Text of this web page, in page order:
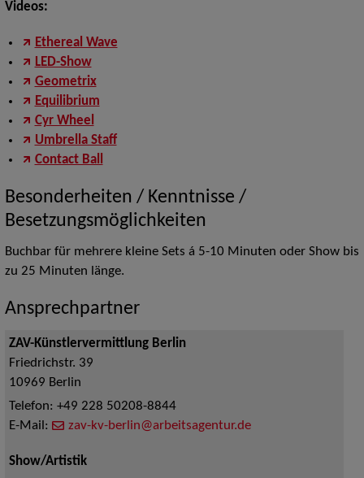
Videos:
Ethereal Wave
LED-Show
Geometrix
Equilibrium
Cyr Wheel
Umbrella Staff
Contact Ball
Besonderheiten / Kenntnisse /
Besetzungsmöglichkeiten
Buchbar für mehrere kleine Sets á 5-10 Minuten oder Show bis
zu 25 Minuten länge.
Ansprechpartner
ZAV-Künstlervermittlung Berlin
Friedrichstr. 39
10969 Berlin
Telefon: +49 228 50208-8844
E-Mail:
zav-kv-berlin@arbeitsagentur.de
Show/Artistik